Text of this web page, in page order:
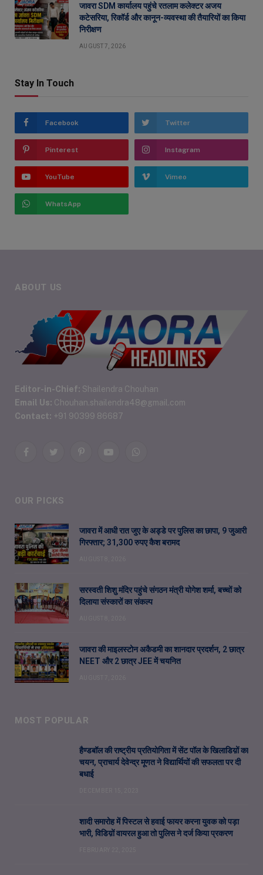
जावरा SDM कार्यालय पहुंचे रतलाम कलेक्टर अजय
कटेसरिया, रिकॉर्ड और कानून-व्यवस्था की तैयारियों का किया
निरीक्षण
AUGUST 7, 2026
Stay In Touch
Facebook Twitter
Pinterest Instagram
YouTube Vimeo
WhatsApp
ABOUT US
Editor-in-Chief: Shailendra Chouhan
Email Us: Chouhan.shailendra48@gmail.com
Contact: +91 90399 86687
FacebookTwitterPinterestYouTubeWhatsApp
OUR PICKS
जावरा में आधी रात जुए के अड्डे पर पुलिस का छापा, 9 जुआरी
गिरफ्तार; 31,300 रुपए कैश बरामद
सरस्वती शिशु मंदिर पहुंचे संगठन मंत्री योगेश शर्मा, बच्चों को
दिलाया संस्कारों का संकल्प
जावरा की माइलस्टोन अकैडमी का शानदार प्रदर्शन, 2 छात्र
NEET और 2 छात्र JEE में चयनित
MOST POPULAR
हैण्डबॉल की राष्ट्रीय प्रतियोगिता में सेंट पॉल के खिलाडिय़ों का
चयन, प्राचार्य देवेन्द्र मूणत ने विद्यार्थियों की सफलता पर दी
बधाई
शादी समारोह में पिस्टल से हवाई फायर करना युवक को पड़ा
भारी, विडिय़ों वायरल हुआ तो पुलिस ने दर्ज किया प्रकरण